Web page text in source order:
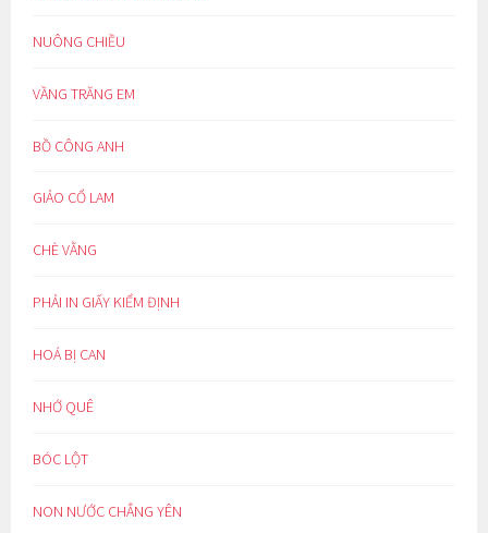
NUÔNG CHIỀU
VẦNG TRĂNG EM
BỒ CÔNG ANH
GIẢO CỔ LAM
CHÈ VẰNG
PHẢI IN GIẤY KIỂM ĐỊNH
HOÁ BỊ CAN
NHỚ QUÊ
BÓC LỘT
NON NƯỚC CHẲNG YÊN